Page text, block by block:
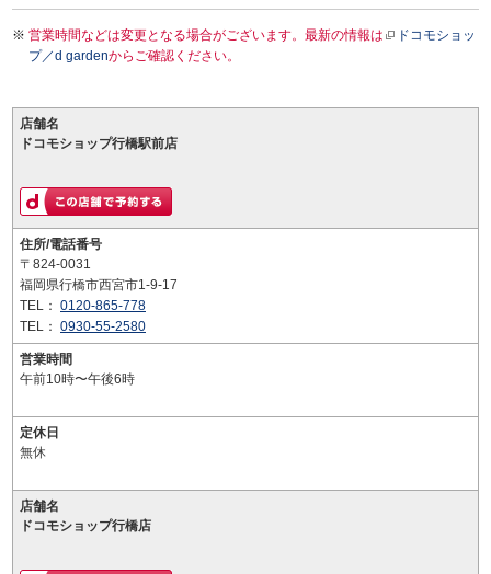
営業時間などは変更となる場合がございます。最新の情報は
ドコモショッ
プ／d gardenからご確認ください。
店舗名
ドコモショップ行橋駅前店
住所/電話番号
〒824-0031
福岡県行橋市西宮市1-9-17
TEL： 0120-865-778
TEL： 0930-55-2580
営業時間
午前10時〜午後6時
定休日
無休
店舗名
ドコモショップ行橋店